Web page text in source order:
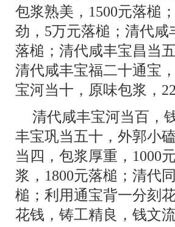
包浆熟美，1500元落槌
劲，5万元落槌；清代
落槌；清代咸丰宝昌当
清代咸丰宝福二十通宝
宝河当十，原味包浆，
清代咸丰宝河当百，
丰宝巩当五十，外郭小
当四，包浆厚重，1000
浆，1800元落槌；清代
槌；利用通宝背一分刻
花钱，铸工精良，钱文